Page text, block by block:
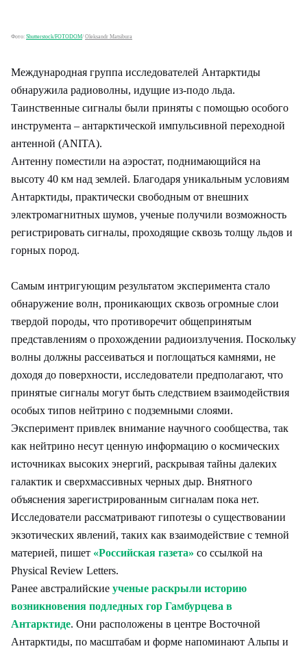
Фото: Shutterstock/FOTODOM/ Oleksandr Matsibura
Международная группа исследователей Антарктиды
обнаружила радиоволны, идущие из-подо льда.
Таинственные сигналы были приняты с помощью особого
инструмента – антарктической импульсивной переходной
антенной (ANITA).
Антенну поместили на аэростат, поднимающийся на
высоту 40 км над землей. Благодаря уникальным условиям
Антарктиды, практически свободным от внешних
электромагнитных шумов, ученые получили возможность
регистрировать сигналы, проходящие сквозь толщу льдов и
горных пород.
Самым интригующим результатом эксперимента стало
обнаружение волн, проникающих сквозь огромные слои
твердой породы, что противоречит общепринятым
представлениям о прохождении радиоизлучения. Поскольку
волны должны рассеиваться и поглощаться камнями, не
доходя до поверхности, исследователи предполагают, что
принятые сигналы могут быть следствием взаимодействия
особых типов нейтрино с подземными слоями.
Эксперимент привлек внимание научного сообщества, так
как нейтрино несут ценную информацию о космических
источниках высоких энергий, раскрывая тайны далеких
галактик и сверхмассивных черных дыр. Внятного
объяснения зарегистрированным сигналам пока нет.
Исследователи рассматривают гипотезы о существовании
экзотических явлений, таких как взаимодействие с темной
материей, пишет «Российская газета» со ссылкой на
Physical Review Letters.
Ранее австралийские ученые раскрыли историю
возникновения подледных гор Гамбурцева в
Антарктиде. Они расположены в центре Восточной
Антарктиды, по масштабам и форме напоминают Альпы и